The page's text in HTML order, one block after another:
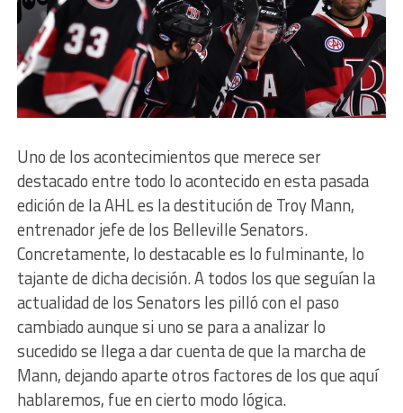
Uno de los acontecimientos que merece ser
destacado entre todo lo acontecido en esta pasada
edición de la AHL es la destitución de Troy Mann,
entrenador jefe de los Belleville Senators.
Concretamente, lo destacable es lo fulminante, lo
tajante de dicha decisión. A todos los que seguían la
actualidad de los Senators les pilló con el paso
cambiado aunque si uno se para a analizar lo
sucedido se llega a dar cuenta de que la marcha de
Mann, dejando aparte otros factores de los que aquí
hablaremos, fue en cierto modo lógica.